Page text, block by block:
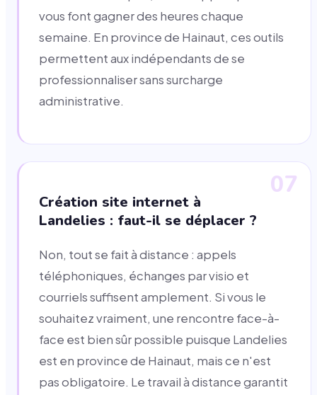
vous font gagner des heures chaque
semaine. En province de Hainaut, ces outils
permettent aux indépendants de se
professionnaliser sans surcharge
administrative.
07
Création site internet à
Landelies : faut-il se déplacer ?
Non, tout se fait à distance : appels
téléphoniques, échanges par visio et
courriels suffisent amplement. Si vous le
souhaitez vraiment, une rencontre face-à-
face est bien sûr possible puisque Landelies
est en province de Hainaut, mais ce n'est
pas obligatoire. Le travail à distance garantit